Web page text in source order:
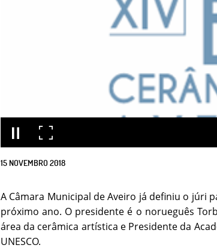
15 NOVEMBRO2018
A Câmara Municipal de Aveiro já definiu o júri
próximo ano. O presidente é o norueguês
área da cerâmica artística e Presidente da
UNESCO.